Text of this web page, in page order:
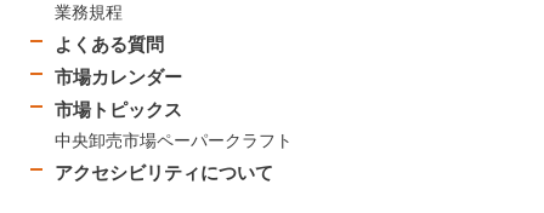
業務規程
よくある質問
市場カレンダー
市場トピックス
中央卸売市場ペーパークラフト
アクセシビリティについて